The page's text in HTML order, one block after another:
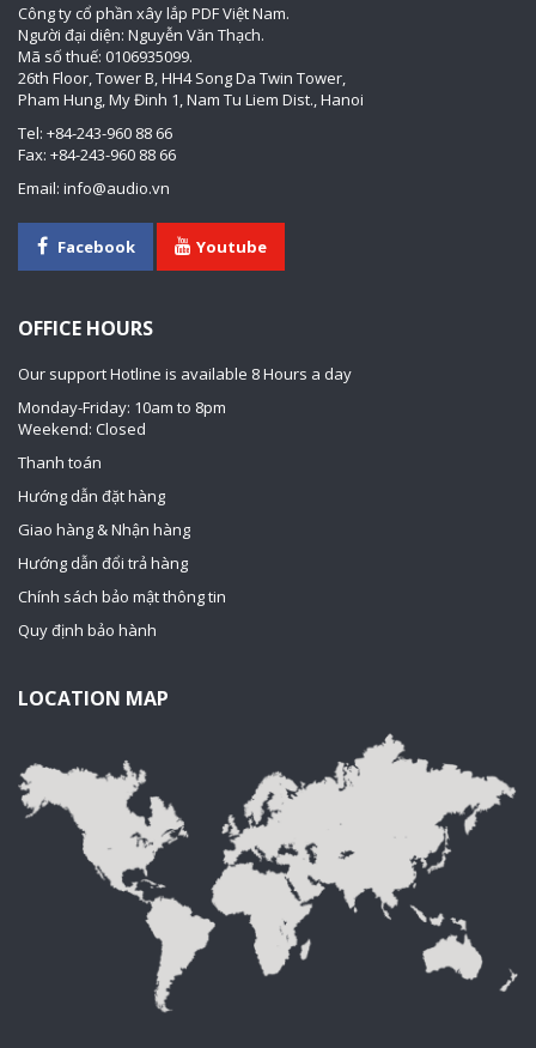
Công ty cổ phần xây lắp PDF Việt Nam.
Người đại diện: Nguyễn Văn Thạch.
Mã số thuế: 0106935099.
26th Floor, Tower B, HH4 Song Da Twin Tower,
Pham Hung, My Đinh 1, Nam Tu Liem Dist., Hanoi
Tel: +84-243-960 88 66
Fax: +84-243-960 88 66
Email: info@audio.vn
Facebook Youtube
OFFICE HOURS
Our support Hotline is available 8 Hours a day
Monday-Friday: 10am to 8pm
Weekend: Closed
Thanh toán
Hướng dẫn đặt hàng
Giao hàng & Nhận hàng
Hướng dẫn đổi trả hàng
Chính sách bảo mật thông tin
Quy định bảo hành
LOCATION MAP